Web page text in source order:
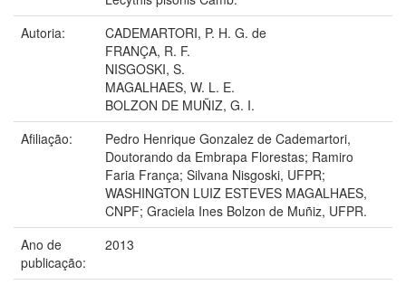
Autoria:
CADEMARTORI, P. H. G. de
FRANÇA, R. F.
NISGOSKI, S.
MAGALHAES, W. L. E.
BOLZON DE MUÑIZ, G. I.
Afiliação:
Pedro Henrique Gonzalez de Cademartori,
Doutorando da Embrapa Florestas; Ramiro
Faria França; Silvana Nisgoski, UFPR;
WASHINGTON LUIZ ESTEVES MAGALHAES,
CNPF; Graciela Ines Bolzon de Muñiz, UFPR.
Ano de
publicação:
2013